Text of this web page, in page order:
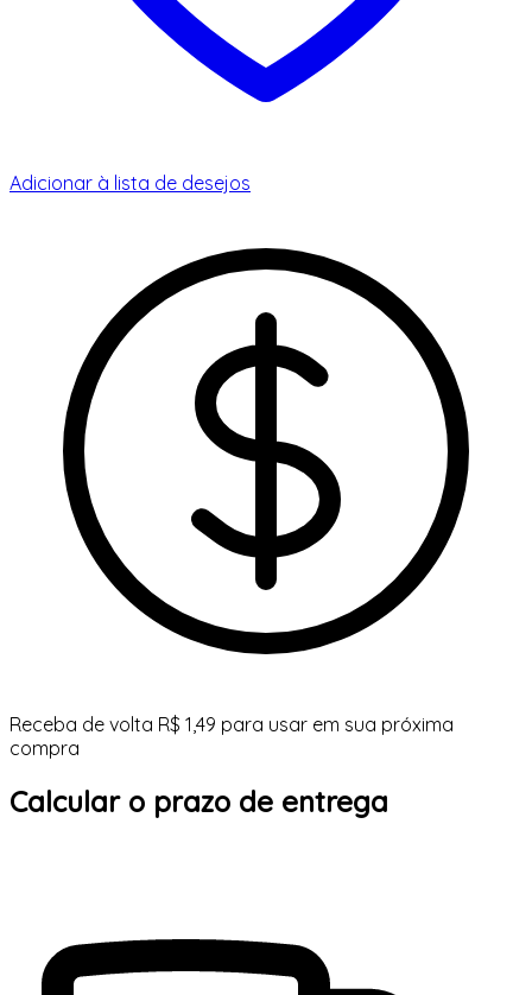
Adicionar à lista de desejos
Receba de volta R$ 1,49 para usar em sua próxima
compra
Calcular o prazo de entrega